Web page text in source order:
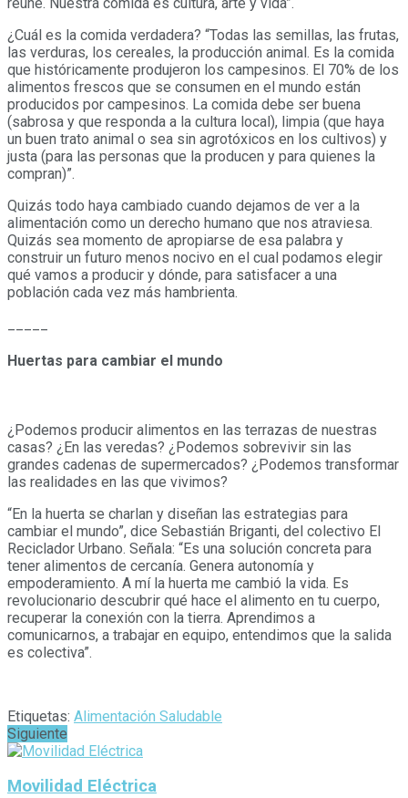
¿Cuál es la comida verdadera? “Todas las semillas, las frutas,
las verduras, los cereales, la producción animal. Es la comida
que históricamente produjeron los campesinos. El 70% de los
alimentos frescos que se consumen en el mundo están
producidos por campesinos. La comida debe ser buena
(sabrosa y que responda a la cultura local), limpia (que haya
un buen trato animal o sea sin agrotóxicos en los cultivos) y
justa (para las personas que la producen y para quienes la
compran)”.
Quizás todo haya cambiado cuando dejamos de ver a la
alimentación como un derecho humano que nos atraviesa.
Quizás sea momento de apropiarse de esa palabra y
construir un futuro menos nocivo en el cual podamos elegir
qué vamos a producir y dónde, para satisfacer a una
población cada vez más hambrienta.
Huertas para cambiar el mundo
¿Podemos producir alimentos en las terrazas de nuestras
casas? ¿En las veredas? ¿Podemos sobrevivir sin las
grandes cadenas de supermercados? ¿Podemos transformar
las realidades en las que vivimos?
“En la huerta se charlan y diseñan las estrategias para
cambiar el mundo”, dice Sebastián Briganti, del colectivo El
Reciclador Urbano. Señala: “Es una solución concreta para
tener alimentos de cercanía. Genera autonomía y
empoderamiento. A mí la huerta me cambió la vida. Es
revolucionario descubrir qué hace el alimento en tu cuerpo,
recuperar la conexión con la tierra. Aprendimos a
comunicarnos, a trabajar en equipo, entendimos que la salida
es colectiva”.
Etiquetas: Alimentación Saludable
Siguiente
Movilidad Eléctrica